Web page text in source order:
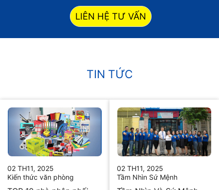
LIÊN HỆ TƯ VẤN
TIN TỨC
02 TH11, 2025
Kiến thức văn phòng
02 TH11, 2025
Tầm Nhìn Sứ Mệnh